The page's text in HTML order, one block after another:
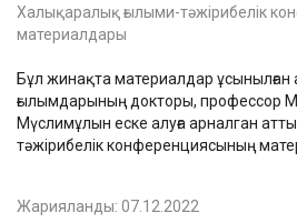
Халықаралық ғылыми-тəжірибелік
материалдары
Бұл жинақта материалдар
ғылымдарының докторы, профессор
Мүслимұлын еске алуға арналган
тəжірибелік конференциясының
Жарияланды: 07.12.2022